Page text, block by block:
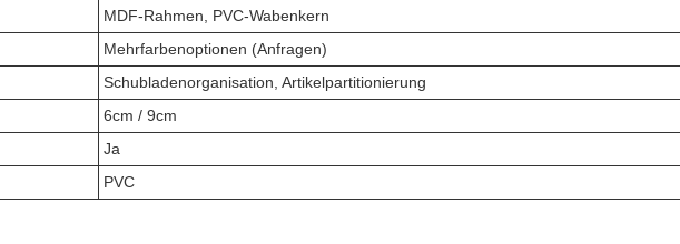
MDF-Rahmen, PVC-Wabenkern
Mehrfarbenoptionen (Anfragen)
Schubladenorganisation, Artikelpartitionierung
6cm / 9cm
Ja
PVC